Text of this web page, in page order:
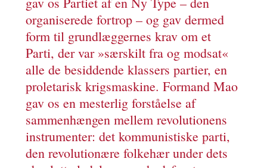
organiserede fortrop – og gav dermed
form til grundlæggernes krav om et
Parti, der var »særskilt fra og modsat«
alle de besiddende klassers partier, en
proletarisk krigsmaskine. Formand Mao
gav os en mesterlig forståelse af
sammenhængen mellem revolutionens
instrumenter: det kommunistiske parti,
den revolutionære folkehær under dets